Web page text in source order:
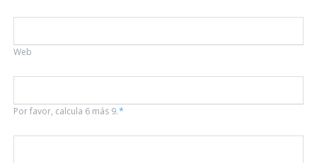
Web
Por favor, calcula 6 más 9.*